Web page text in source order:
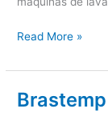
Brastemp
Read More »